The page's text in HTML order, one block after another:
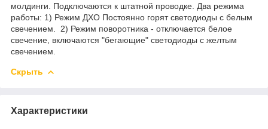
молдинги. Подключаются к штатной проводке. Два режима
работы: 1) Режим ДХО Постоянно горят светодиоды с белым
свечением. 2) Режим поворотника - отключается белое
свечение, включаются "бегающие" светодиоды с желтым
свечением.
Скрыть
Характеристики